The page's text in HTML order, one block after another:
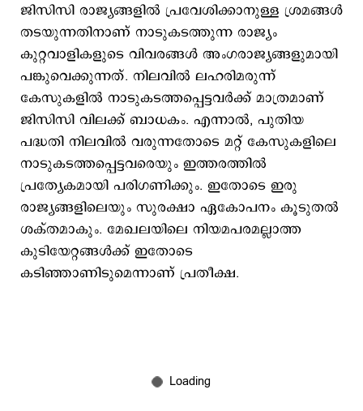
ജിസിസി രാജ്യങ്ങളിൽ പ്രവേശിക്കാനുള്ള ശ്രമങ്ങൾ
തടയുന്നതിനാണ് നാടുകടത്തുന്ന രാജ്യം
കുറ്റവാളികളുടെ വിവരങ്ങൾ അംഗരാജ്യങ്ങളുമായി
പങ്കുവെക്കുന്നത്. നിലവിൽ ലഹരിമരുന്ന്
കേസുകളിൽ നാടുകടത്തപ്പെട്ടവർക്ക് മാത്രമാണ്
ജിസിസി വിലക്ക് ബാധകം. എന്നാൽ, പുതിയ
പദ്ധതി നിലവിൽ വരുന്നതോടെ മറ്റ് കേസുകളിലെ
നാടുകടത്തപ്പെട്ടവരെയും ഇത്തരത്തിൽ
പ്രത്യേകമായി പരിഗണിക്കും. ഇതോടെ ഇരു
രാജ്യങ്ങളിലെയും സുരക്ഷാ ഏകോപനം കൂടുതൽ
ശക്തമാകും. മേഖലയിലെ നിയമപരമല്ലാത്ത
കുടിയേറ്റങ്ങൾക്ക് ഇതോടെ
കടിഞ്ഞാണിടുമെന്നാണ് പ്രതീക്ഷ.